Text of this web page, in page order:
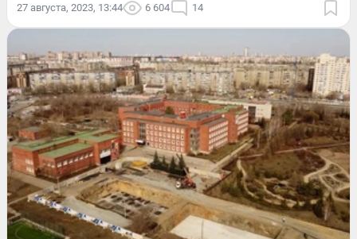
27 августа, 2023, 13:44 6 604 14